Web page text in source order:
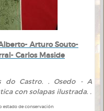
Arturo Souto-
Carlos Maside
do Castro. . Osedo - A
con solapas ilustrada. .
estado de conservación